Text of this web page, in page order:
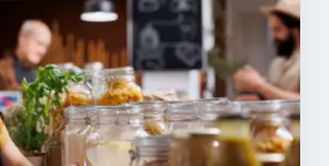
agora o Curso Grátis INSS
tem ganhado destaque em
que buscam melhorar a
a sociedade por […]